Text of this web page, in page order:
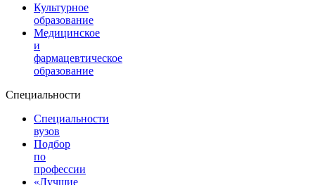
Культурное
образование
Медицинское
и
фармацевтическое
образование
Специальности
Специальности
вузов
Подбор
по
профессии
«Лучшие